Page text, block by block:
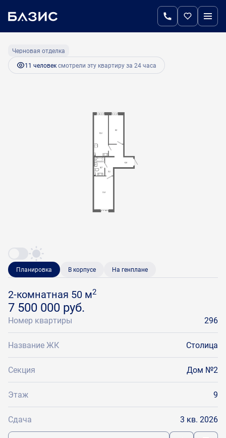
2-комнатная 7 500 000 руб.
Черновая отделка
11 человексмотрели эту квартиру за 24 часа
Планировка В корпусе На генплане
2-комнатная 50 м2
7 500 000 руб.
Номер квартиры 296
Название ЖК Столица
Секция Дом №2
Этаж 9
Сдача 3 кв. 2026